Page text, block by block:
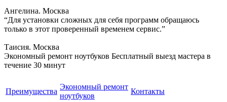
Ангелина. Москва
“Для установки сложных для себя программ обращаюсь
только в этот проверенный временем сервис.”
Таисия. Москва
Экономный ремонт ноутбуков Бесплатный выезд мастера в
течение 30 минут
Преимущества
Экономный ремонт
ноутбуков
Контакты